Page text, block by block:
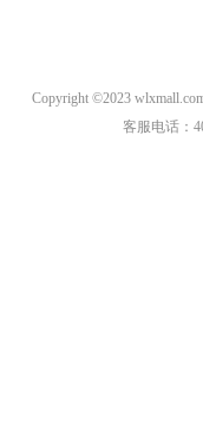
Copyright ©2023
客服电话：